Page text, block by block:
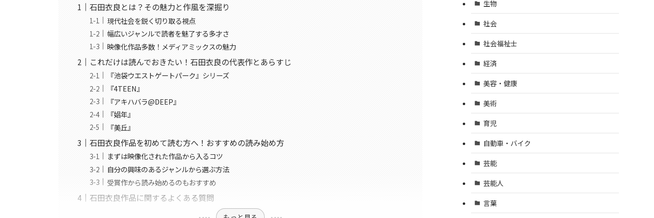
石田衣良とは？その魅力と作風を深掘り
現代社会を鋭く切り取る視点
幅広いジャンルで読者を魅了する多才さ
映像化作品多数！メディアミックスの魅力
これだけは読んでおきたい！石田衣良の代表作とあらすじ
『池袋ウエストゲートパーク』シリーズ
『4TEEN』
『アキハバラ@DEEP』
『娼年』
『美丘』
石田衣良作品を初めて読む方へ！おすすめの読み始め方
まずは映像化された作品から入るコツ
自分の興味のあるジャンルから選ぶ方法
受賞作から読み始めるのもおすすめ
石田衣良作品に関するよくある質問
生物
社会
社会福祉士
経済
美容・健康
美術
育児
自動車・バイク
芸能
芸能人
言葉